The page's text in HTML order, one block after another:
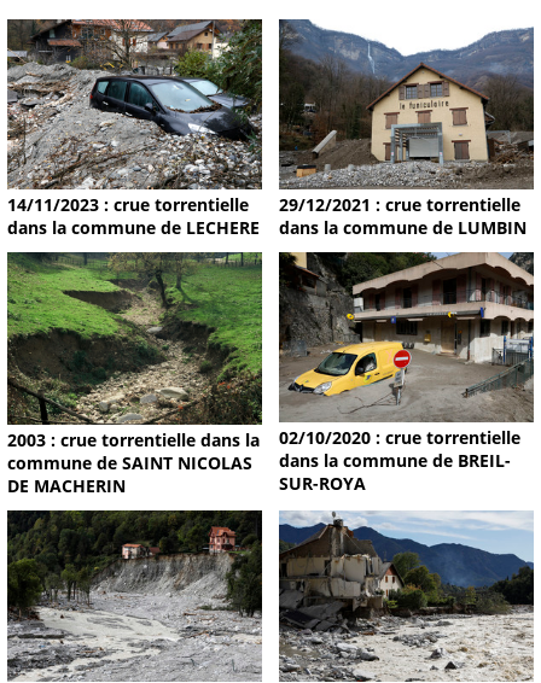
14/11/2023 : crue torrentielle
dans la commune de LECHERE
29/12/2021 : crue torrentielle
dans la commune de LUMBIN
2003 : crue torrentielle dans la
commune de SAINT NICOLAS
DE MACHERIN
02/10/2020 : crue torrentielle
dans la commune de BREIL-
SUR-ROYA